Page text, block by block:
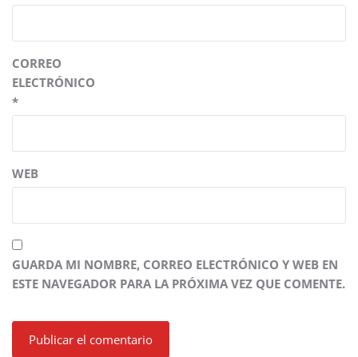
CORREO
ELECTRÓNICO
*
WEB
GUARDA MI NOMBRE, CORREO ELECTRÓNICO Y WEB EN
ESTE NAVEGADOR PARA LA PRÓXIMA VEZ QUE COMENTE.